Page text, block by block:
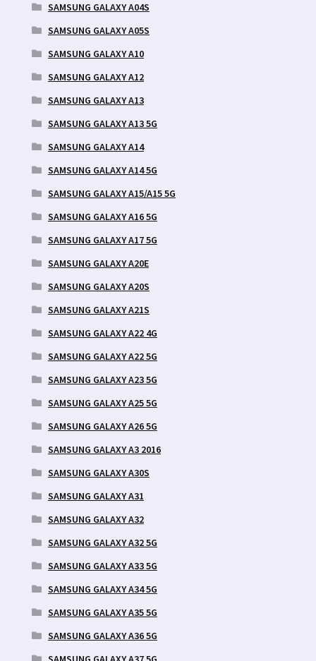
SAMSUNG GALAXY A04S
SAMSUNG GALAXY A05S
SAMSUNG GALAXY A10
SAMSUNG GALAXY A12
SAMSUNG GALAXY A13
SAMSUNG GALAXY A13 5G
SAMSUNG GALAXY A14
SAMSUNG GALAXY A14 5G
SAMSUNG GALAXY A15/A15 5G
SAMSUNG GALAXY A16 5G
SAMSUNG GALAXY A17 5G
SAMSUNG GALAXY A20E
SAMSUNG GALAXY A20S
SAMSUNG GALAXY A21S
SAMSUNG GALAXY A22 4G
SAMSUNG GALAXY A22 5G
SAMSUNG GALAXY A23 5G
SAMSUNG GALAXY A25 5G
SAMSUNG GALAXY A26 5G
SAMSUNG GALAXY A3 2016
SAMSUNG GALAXY A30S
SAMSUNG GALAXY A31
SAMSUNG GALAXY A32
SAMSUNG GALAXY A32 5G
SAMSUNG GALAXY A33 5G
SAMSUNG GALAXY A34 5G
SAMSUNG GALAXY A35 5G
SAMSUNG GALAXY A36 5G